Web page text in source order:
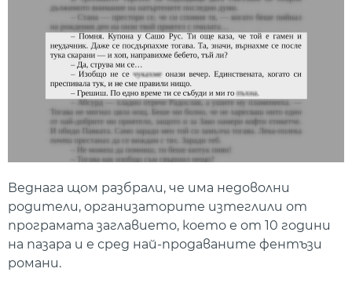
Веднага щом разбрали, че има недоволни
родители, организаторите изтеглили от
програмата заглавието, което е от 10 години
на пазара и е сред най-продаваните фентъзи
романи.